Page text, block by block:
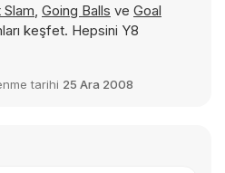
, Going Balls ve Goal
keşfet. Hepsini Y8
tarihi 25 Ara 2008